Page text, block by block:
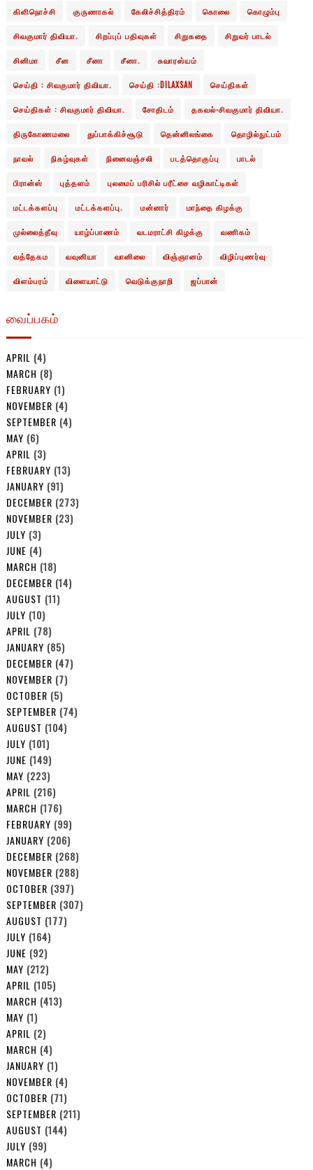
கிளிநொச்சி குருணாகல் கேலிச்சித்திரம் கொலை கொழும்பு
சிவகுமார் திவியா. சிறப்புப் பதிவுகள் சிறுகதை சிறுவர் பாடல்
சினிமா சீன சீனா சீனா. சுவாரஸ்யம்
செய்தி : சிவகுமார் திவியா. செய்தி :DILAXSAN செய்திகள்
செய்திகள் : சிவகுமார் திவியா. சோதிடம் தகவல்-சிவகுமார் திவியா.
திருகோணமலை துப்பாக்கிச்சூடு தென்னிலங்கை தொழில்நுட்பம்
நாவல் நிகழ்வுகள் நினைவஞ்சலி படத்தொகுப்பு பாடல்
பிரான்ஸ் புத்தளம் புலமைப் பரிசில் பரீட்சை வழிகாட்டிகள்
மட்டக்களப்பு மட்டக்களப்பு. மன்னார் மாந்தை கிழக்கு
முல்லைத்தீவு யாழ்ப்பாணம் வடமராட்சி கிழக்கு வணிகம்
வத்தேகம வவுனியா வானிலை விஞ்ஞானம் விழிப்புணர்வு
விளம்பரம் விளையாட்டு வெடுக்குநாறி ஜப்பான்
வைப்பகம்
APRIL (4)
MARCH (8)
FEBRUARY (1)
NOVEMBER (4)
SEPTEMBER (4)
MAY (6)
APRIL (3)
FEBRUARY (13)
JANUARY (91)
DECEMBER (273)
NOVEMBER (23)
JULY (3)
JUNE (4)
MARCH (18)
DECEMBER (14)
AUGUST (11)
JULY (10)
APRIL (78)
JANUARY (85)
DECEMBER (47)
NOVEMBER (7)
OCTOBER (5)
SEPTEMBER (74)
AUGUST (104)
JULY (101)
JUNE (149)
MAY (223)
APRIL (216)
MARCH (176)
FEBRUARY (99)
JANUARY (206)
DECEMBER (268)
NOVEMBER (288)
OCTOBER (397)
SEPTEMBER (307)
AUGUST (177)
JULY (164)
JUNE (92)
MAY (212)
APRIL (105)
MARCH (413)
MAY (1)
APRIL (2)
MARCH (4)
JANUARY (1)
NOVEMBER (4)
OCTOBER (71)
SEPTEMBER (211)
AUGUST (144)
JULY (99)
MARCH (4)